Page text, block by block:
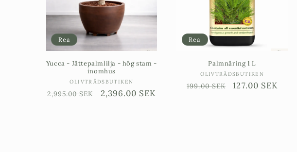
Rea
Yucca - Jättepalmlilja - hög stam -
inomhus
Säljare:
OLIVTRÄDSBUTIKEN
Ordinarie
2,995.00 SEK Försäljningspris
2,396.00 SEK
Rea
Palmnäring 1 L
Säljare:
OLIVTRÄDSBUTIKEN
Ordinarie
199.00 SEK Försäljningspris
127.00 SEK